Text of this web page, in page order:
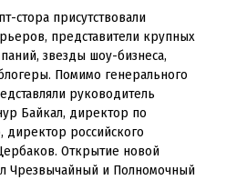
стора присутствовали
представители крупных
звезды шоу-бизнеса,
Помимо генерального
руководитель
Байкал, директор по
российского
Открытие новой
Чрезвычайный и Полномочный